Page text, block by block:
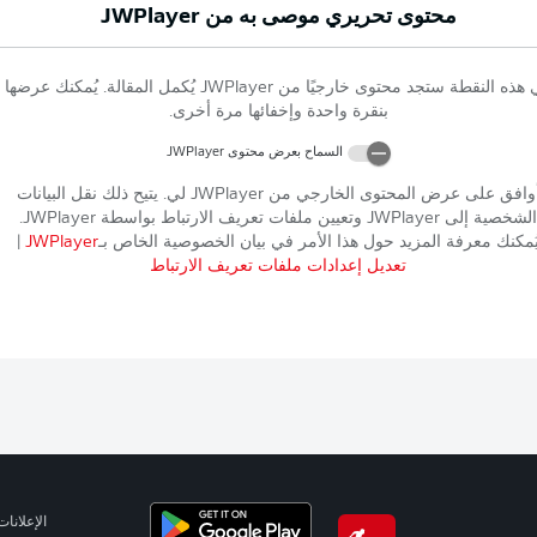
محتوى تحريري موصى به منJWPlayer
هذه النقطة ستجد محتوى خارجيًا منJWPlayer يُكمل المقالة. يُمكنك عرضها
بنقرة واحدة وإخفائها مرة أخرى.
السماح بعرض محتوىJWPlayer
على عرض المحتوى الخارجي منJWPlayer لي. يتيح ذلك نقل البيانات
الشخصية إلى JWPlayer وتعيين ملفات تعريف الارتباط بواسطة JWPlayer
.
معرفة المزيد حول هذا الأمر في بيان الخصوصية الخاص بـJWPlayer
تعديل إعدادات ملفات تعريف الارتباط